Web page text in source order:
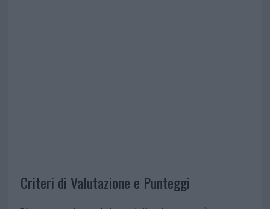
Criteri di Valutazione e Punteggi